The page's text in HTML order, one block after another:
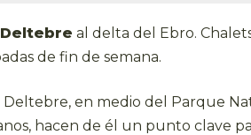
Deltebre al delta del Ebro.
de fin de semana.
Deltebre, en medio del Parque
hacen de él un punto clave